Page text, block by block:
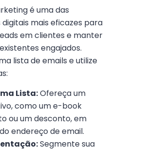
é uma das
mais eficazes para
em clientes e manter
engajados.
lista de emails e utilize
Lista:Ofereça um
como um e-book
ou um desconto, em
endereço de email.
Segmente sua